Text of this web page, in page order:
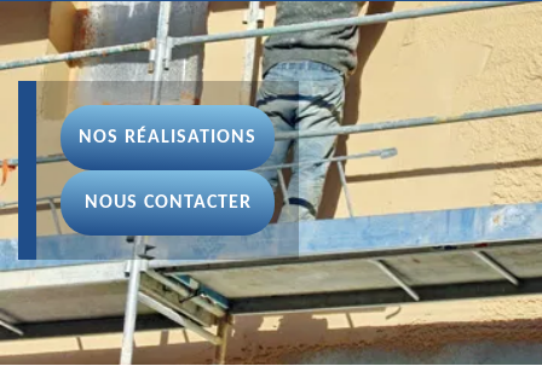
NOS RÉALISATIONS
NOUS CONTACTER